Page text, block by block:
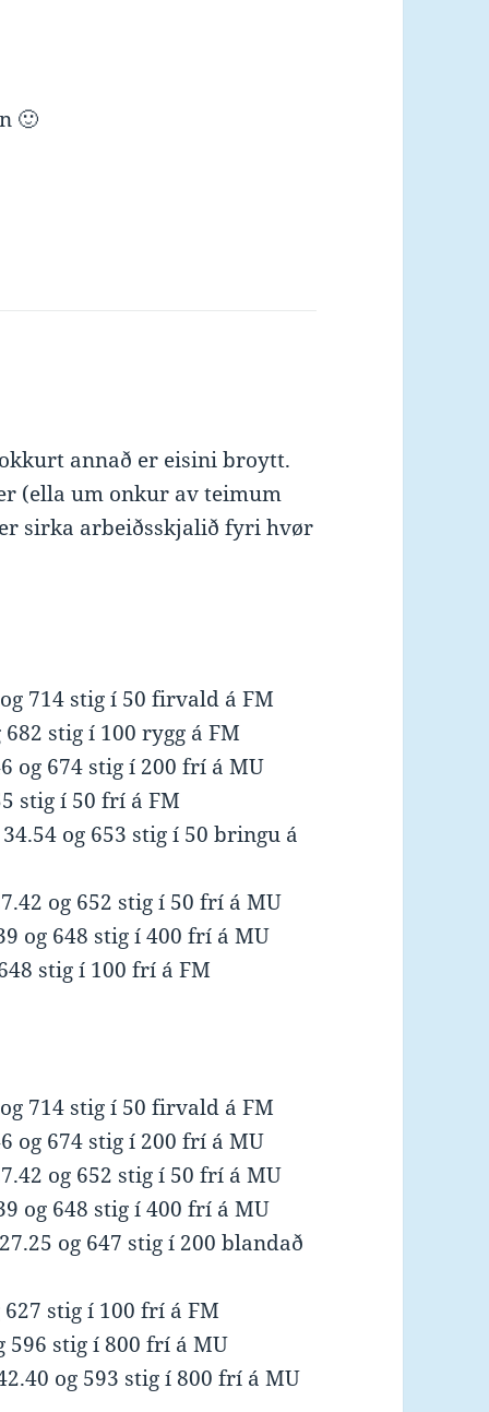
🙂
annað er eisini broytt.
(ella um onkur av teimum
sirka arbeiðsskjalið fyri hvør
714 stig í 50 firvald á FM
stig í 100 rygg á FM
og 674 stig í 200 frí á MU
stig í 50 frí á FM
og 653 stig í 50 bringu á
og 652 stig í 50 frí á MU
og 648 stig í 400 frí á MU
stig í 100 frí á FM
714 stig í 50 firvald á FM
og 674 stig í 200 frí á MU
og 652 stig í 50 frí á MU
og 648 stig í 400 frí á MU
og 647 stig í 200 blandað
stig í 100 frí á FM
596 stig í 800 frí á MU
og 593 stig í 800 frí á MU